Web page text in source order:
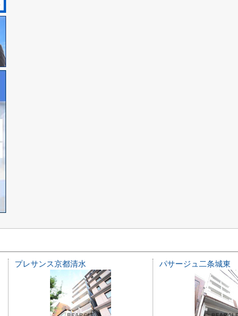
プレサンス京都清水 パサージュ二条城東